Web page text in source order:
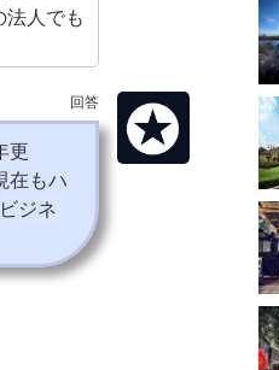
法人でも
回答
更
在もハ
ジネ